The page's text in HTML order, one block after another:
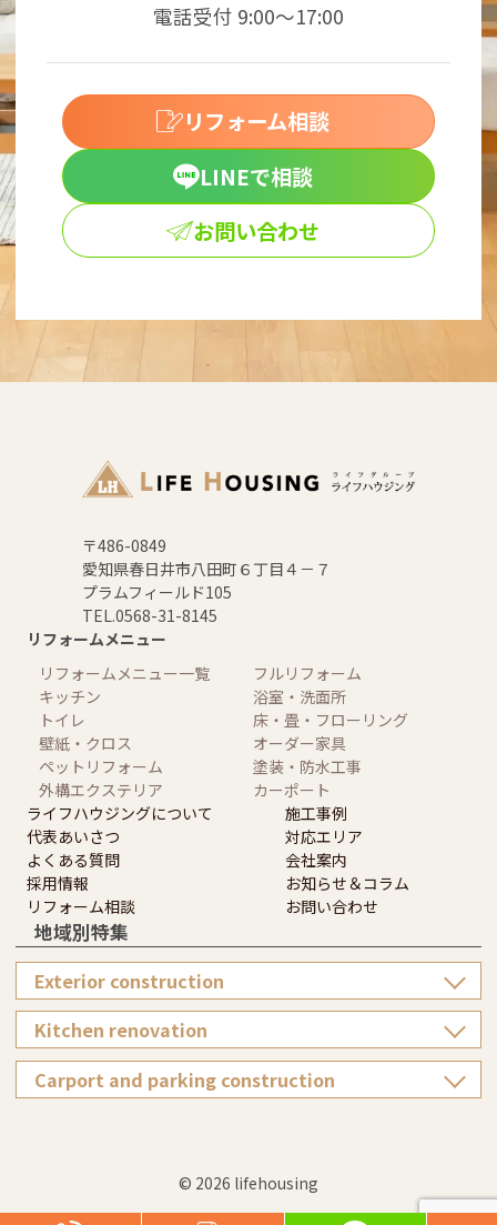
電話受付 9:00～17:00
リフォーム相談
LINEで相談
お問い合わせ
〒486-0849
愛知県春日井市八田町６丁目４－７
プラムフィールド105
TEL.0568-31-8145
リフォームメニュー
リフォームメニュー一覧
フルリフォーム
キッチン
浴室・洗面所
トイレ
床・畳・フローリング
壁紙・クロス
オーダー家具
ペットリフォーム
塗装・防水工事
外構エクステリア
カーポート
ライフハウジングについて
施工事例
代表あいさつ
対応エリア
よくある質問
会社案内
採用情報
お知らせ＆コラム
リフォーム相談
お問い合わせ
地域別特集
Exterior construction
Kitchen renovation
Carport and parking construction
© 2026 lifehousing